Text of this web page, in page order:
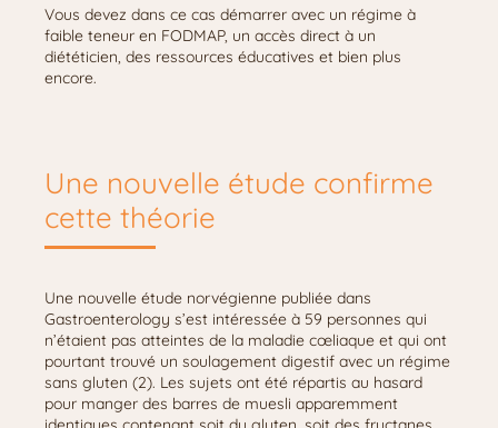
Vous devez dans ce cas démarrer avec un régime à
faible teneur en FODMAP, un accès direct à un
diététicien, des ressources éducatives et bien plus
encore.
Une nouvelle étude confirme
cette théorie
Une nouvelle étude norvégienne publiée dans
Gastroenterology s’est intéressée à 59 personnes qui
n’étaient pas atteintes de la maladie cœliaque et qui ont
pourtant trouvé un soulagement digestif avec un régime
sans gluten (2). Les sujets ont été répartis au hasard
pour manger des barres de muesli apparemment